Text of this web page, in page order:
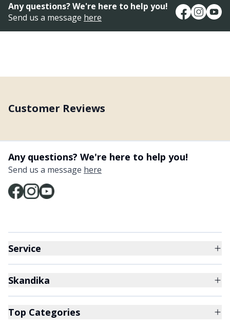
Any questions? We're here to help you!
Send us a message here
Customer Reviews
Any questions? We're here to help you!
Send us a message here
Service
Skandika
Top Categories